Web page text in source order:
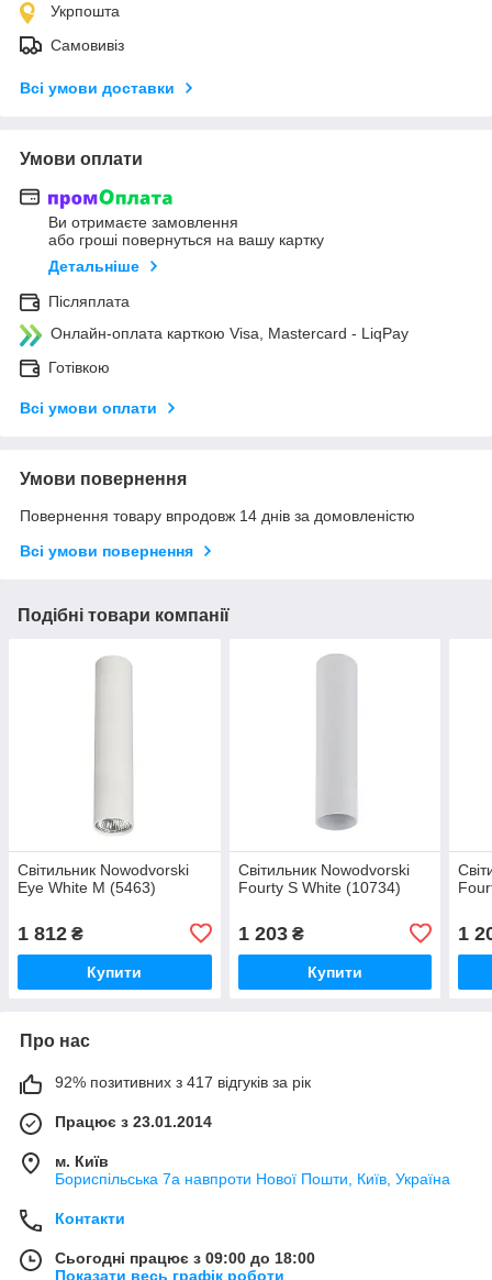
Укрпошта
Самовивіз
Всі умови доставки
Умови оплати
Ви отримаєте замовлення
або гроші повернуться на вашу картку
Детальніше
Післяплата
Онлайн-оплата карткою Visa, Mastercard - LiqPay
Готівкою
Всі умови оплати
Умови повернення
Повернення товару впродовж 14 днів за домовленістю
Всі умови повернення
Подібні товари компанії
Світильник Nowodvorski
Eye White M (5463)
1 812 ₴
Купити
Світильник Nowodvorski
Fourty S White (10734)
1 203₴
Купити
1
Про нас
92% позитивних з 417 відгуків за рік
Працює з 23.01.2014
м. Київ
Бориспільська 7а навпроти Нової Пошти, Київ, Україна
Контакти
Сьогодні працює з 09:00 до 18:00
Показати весь графік роботи